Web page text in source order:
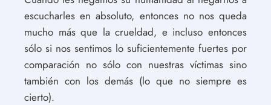
escucharles en absoluto, entonces no nos queda
mucho más que la crueldad, e incluso entonces
sólo si nos sentimos lo suficientemente fuertes por
comparación no sólo con nuestras víctimas sino
también con los demás (lo que no siempre es
cierto).